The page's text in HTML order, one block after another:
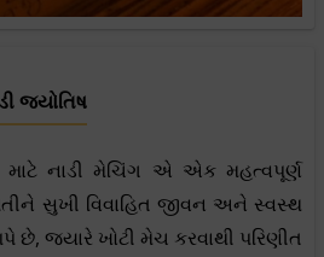
જ્યોતિષ
માટે નાડી મેચિંગ એ એક મહત્વપૂર્ણ
સુખી વિવાહિત જીવન અને સ્વસ્થ
છે, જ્યારે ખોટી મેચ કરવાથી પરિણીત